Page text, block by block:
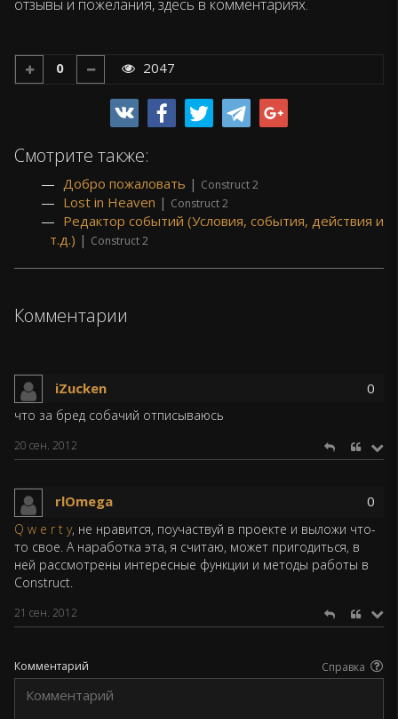
отзывы и пожелания, здесь в комментариях.
0 2047
Смотрите также:
Добро пожаловать | Construct 2
Lost in Heaven | Construct 2
Редактор событий (Условия, события, действия и
т.д.) | Construct 2
Комментарии
iZucken 0
что за бред собачий отписываюсь
20 сен. 2012
rlOmega 0
Q w e r t y, не нравится, поучаствуй в проекте и выложи что-
то свое. А наработка эта, я считаю, может пригодиться, в
ней рассмотрены интересные функции и методы работы в
Construct.
21 сен. 2012
Комментарий Справка